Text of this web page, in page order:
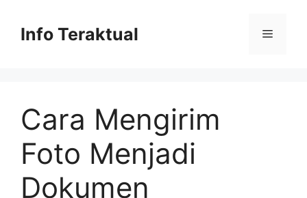
contentInfo Teraktual Menu
Cara Mengirim
Foto Menjadi
Dokumen